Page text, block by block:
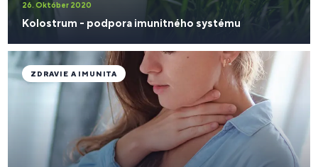
26. Október 2020
Kolostrum - podpora imunitného systému
ZDRAVIE A IMUNITA